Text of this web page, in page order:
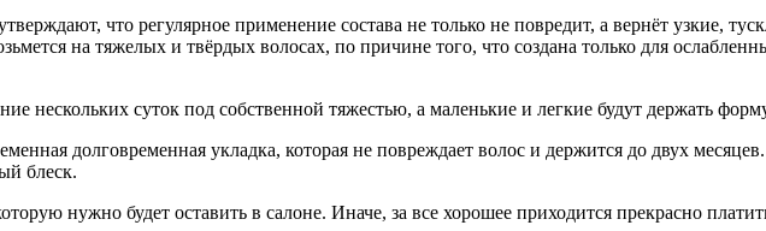
что регулярное применение состава не только не повредит, а вернёт узкие,
на тяжелых и твёрдых волосах, по причине того, что создана только для
нескольких суток под собственной тяжестью, а маленькие и легкие будут держать
долговременная укладка, которая не повреждает волос и держится до двух
блеск.
нужно будет оставить в салоне. Иначе, за все хорошее приходится прекрасно